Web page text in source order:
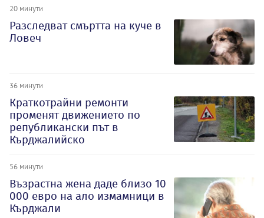
20 минути
Разследват смъртта на куче в
Ловеч
36 минути
Краткотрайни ремонти
променят движението по
републикански път в
Кърджалийско
56 минути
Възрастна жена даде близо 10
000 евро на ало измамници в
Кърджали